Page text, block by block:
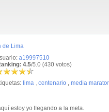
de Lima
a19997510
4.5/5.0 (430 votos)
lima , centenario , media
estoy yo llegando a la meta.